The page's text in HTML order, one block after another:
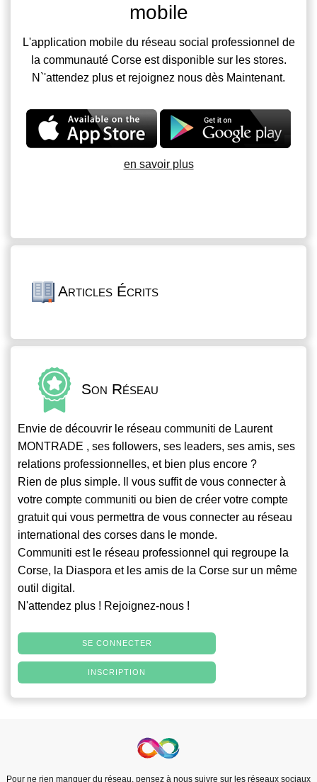
mobile
L'application mobile du réseau social professionnel de
la communauté Corse est disponible sur les stores.
N`'attendez plus et rejoignez nous dès Maintenant.
en savoir plus
Articles Écrits
Son Réseau
Envie de découvrir le réseau communiti de Laurent
MONTRADE , ses followers, ses leaders, ses amis, ses
relations professionnelles, et bien plus encore ?
Rien de plus simple. Il vous suffit de vous connecter à
votre compte communiti ou bien de créer votre compte
gratuit qui vous permettra de vous connecter au réseau
international des corses dans le monde.
Communiti est le réseau professionnel qui regroupe la
Corse, la Diaspora et les amis de la Corse sur un même
outil digital.
N'attendez plus ! Rejoignez-nous !
SE CONNECTER
INSCRIPTION
Pour ne rien manquer du réseau, pensez à nous suivre sur les réseaux sociaux